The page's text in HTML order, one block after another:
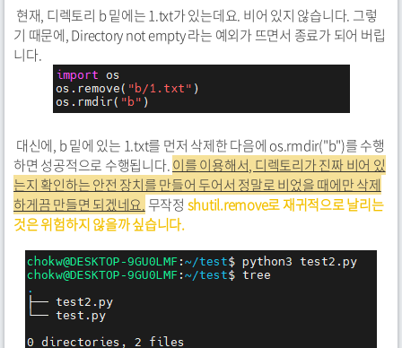
현재, 디렉토리 b 밑에는 1.txt가 있는데요. 비어 있지 않습니다. 그렇
기 때문에, Directory not empty 라는 예외가 뜨면서 종료가 되어 버립
니다.
대신에, b 밑에 있는 1.txt를 먼저 삭제한 다음에 os.rmdir("b")를 수행
하면 성공적으로 수행됩니다.이를 이용해서, 디렉토리가 진짜 비어 있
는지 확인하는 안전 장치를 만들어 두어서 정말로 비었을 때에만 삭제
하게끔 만들면 되겠네요.무작정 shutil.remove로 재귀적으로 날리는
것은 위험하지 않을까 싶습니다.